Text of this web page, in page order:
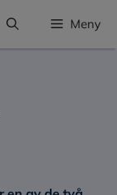
Meny